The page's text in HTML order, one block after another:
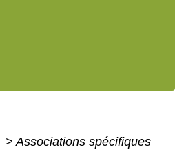
> Associations spécifiques